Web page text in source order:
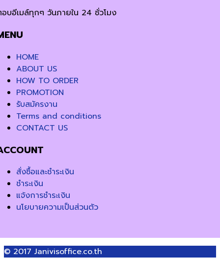
บอีเมล์ทุกๆ วันภายใน 24 ชั่วโมง
HOME
ABOUT US
HOW TO ORDER
PROMOTION
รับสมัครงาน
Terms and conditions
CONTACT US
สั่งซื้อและชำระเงิน
ชำระเงิน
แจ้งการชำระเงิน
นโยบายความเป็นส่วนตัว
© 2017 Janivisoffice.co.th